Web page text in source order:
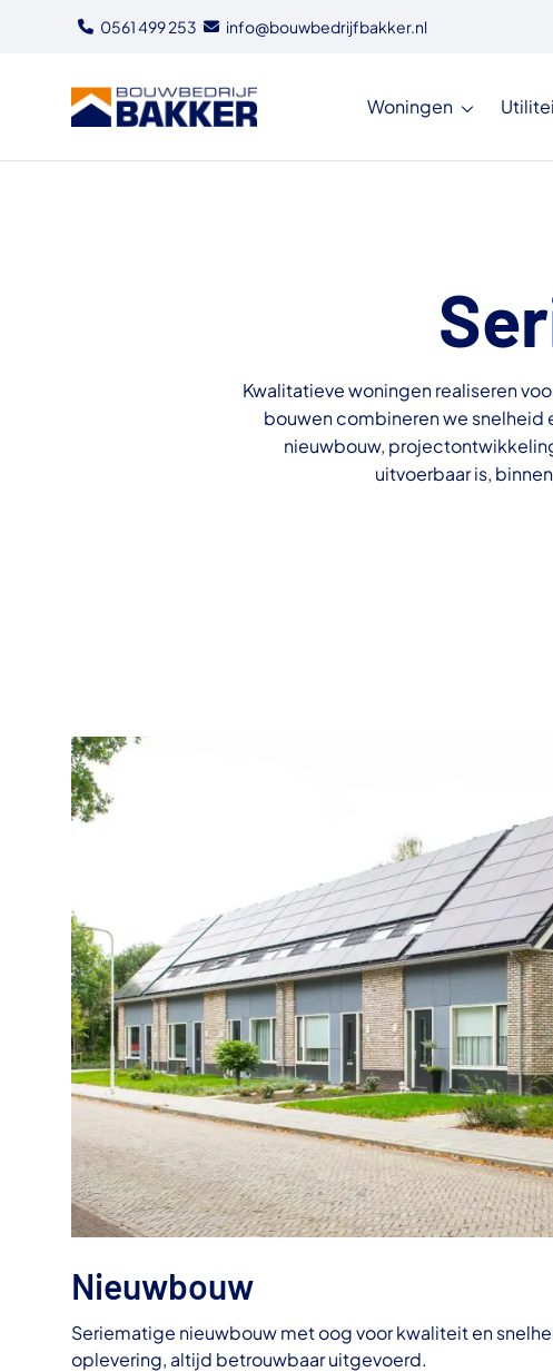
0561 499 253 info@bouwbedrijfbakker.nl
Woningen
Kwalitatieve woningen realiseren
bouwen combineren we snelheid
nieuwbouw,
uitvoerbaar is,
Nieuwbouw
Seriematige nieuwbouw met oog voor kwaliteit en
oplevering, altijd betrouwbaar uitgevoerd.